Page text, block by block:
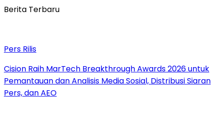
Berita Terbaru
Pers Rilis
Cision Raih MarTech Breakthrough Awards 2026 untuk
Pemantauan dan Analisis Media Sosial, Distribusi Siaran
Pers, dan AEO